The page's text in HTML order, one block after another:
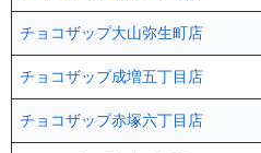
チョコザップ大山弥生町店
チョコザップ成増五丁目店
チョコザップ赤塚六丁目店